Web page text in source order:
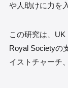
や人助けに力を
この研究は、UK
Royal Societyの
イストチャーチ